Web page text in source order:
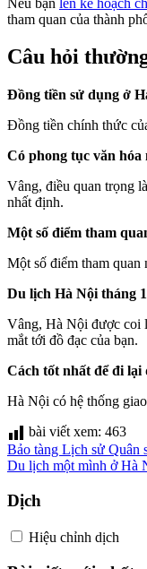
tham quan của thành
Câu hỏi
Đồng tiền sử dụng ở
Đồng tiền chính thức
Có phong tục văn
Vâng, điều quan trọng
nhất định.
Một số điểm tham
Một số điểm tham
Du lịch Hà Nội tháng
Vâng, Hà Nội được coi
mắt tới đồ đạc của bạn.
Cách tốt nhất để đi lại
Hà Nội có hệ thống
bài viết xem: 463
bài
chuyển
hướng
Bảo tàng Lịch sử Quân
Du lịch một mình ở Hà
Dịch
Hiệu chỉnh dịch